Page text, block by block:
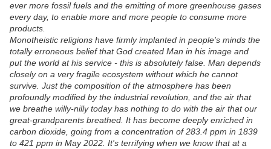
ever more fossil fuels and the emitting of more greenhouse gases
every day, to enable more and more people to consume more
products.
Monotheistic religions have firmly implanted in people's minds the
totally erroneous belief that God created Man in his image and
put the world at his service - this is absolutely false. Man depends
closely on a very fragile ecosystem without which he cannot
survive. Just the composition of the atmosphere has been
profoundly modified by the industrial revolution, and the air that
we breathe willy-nilly today has nothing to do with the air that our
great-grandparents breathed. It has become deeply enriched in
carbon dioxide, going from a concentration of 283.4 ppm in 1839
to 421 ppm in May 2022. It's terrifying when we know that at a